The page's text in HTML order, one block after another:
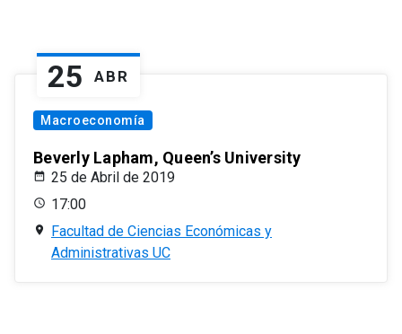
25 ABR
Macroeconomía
Beverly Lapham, Queen’s University
25 de Abril de 2019
17:00
Facultad de Ciencias Económicas y
Administrativas UC